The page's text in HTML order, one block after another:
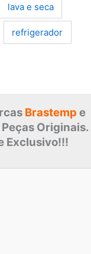
lava e seca
refrigerador
Brastemp e
Originais.
Exclusivo!!!